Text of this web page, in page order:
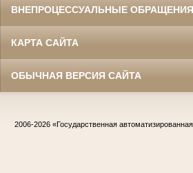
ВНЕПРОЦЕССУАЛЬНЫЕ ОБРАЩЕНИЯ
КАРТА САЙТА
ОБЫЧНАЯ ВЕРСИЯ САЙТА
2006-2026 «Государственная